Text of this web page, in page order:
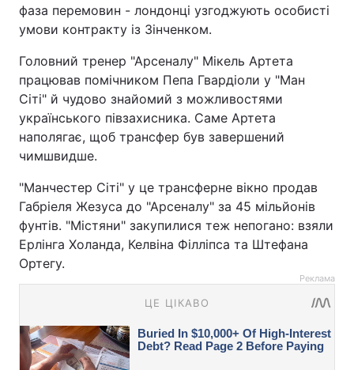
фаза перемовин - лондонці узгоджують особисті
умови контракту із Зінченком.
Головний тренер "Арсеналу" Мікель Артета
працював помічником Пепа Гвардіоли у "Ман
Сіті" й чудово знайомий з можливостями
українського півзахисника. Саме Артета
наполягає, щоб трансфер був завершений
чимшвидше.
"Манчестер Сіті" у це трансферне вікно продав
Габріеля Жезуса до "Арсеналу" за 45 мільйонів
фунтів. "Містяни" закупилися теж непогано: взяли
Ерлінга Холанда, Келвіна Філліпса та Штефана
Ортегу.
Реклама